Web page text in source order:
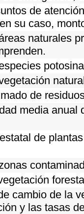
de
su caso,
naturales
de
media
de
cambio de la
y las tasas